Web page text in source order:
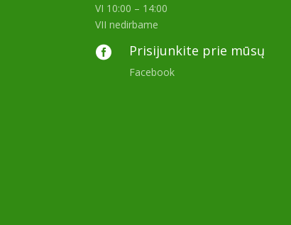
VI 10:00 – 14:00
VII nedirbame
 Prisijunkite prie mūsų
Facebook